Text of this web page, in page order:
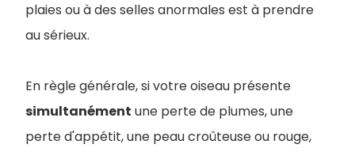
plaies ou à des selles anormales est à prendre
au sérieux.
En règle générale, si votre oiseau présente
simultanément une perte de plumes, une
perte d'appétit, une peau croûteuse ou rouge,